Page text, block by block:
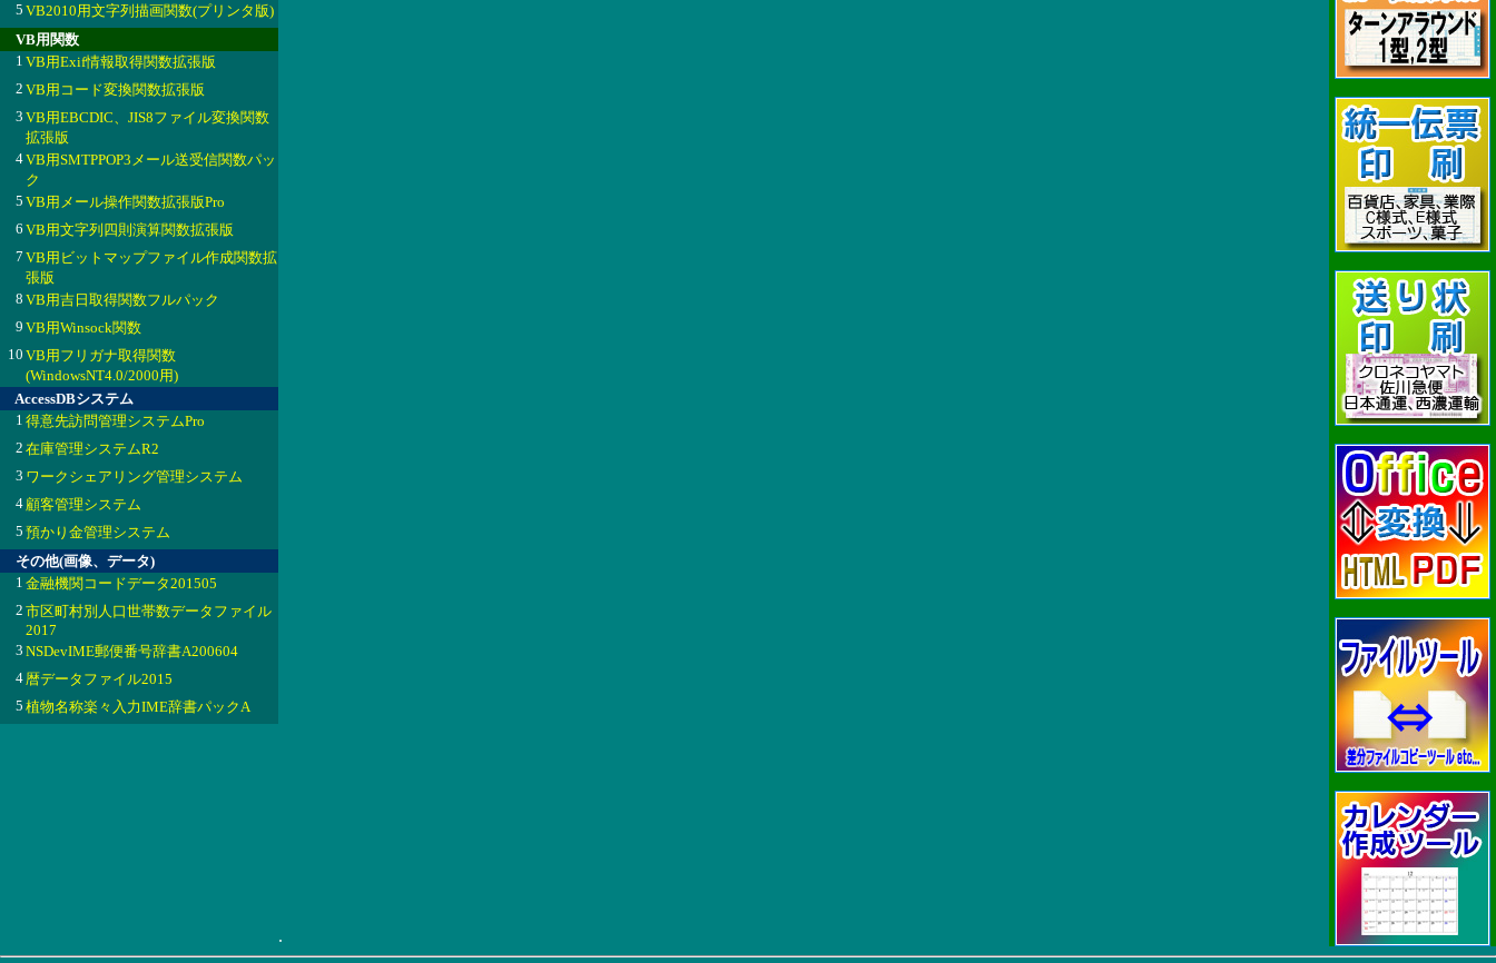
5 VB2010用文字列描画関数(プリンタ版)
VB用関数
1 VB用Exif情報取得関数拡張版
2 VB用コード変換関数拡張版
3 VB用EBCDIC、JIS8ファイル変換関数
拡張版
4VB用SMTPPOP3メール送受信関数パッ
ク
5 VB用メール操作関数拡張版Pro
6 VB用文字列四則演算関数拡張版
7 VB用ビットマップファイル作成関数拡
張版
8 VB用吉日取得関数フルパック
9 VB用Winsock関数
10 VB用フリガナ取得関数
(WindowsNT4.0/2000用)
AccessDBシステム
1 得意先訪問管理システムPro
2 在庫管理システムR2
3 ワークシェアリング管理システム
4顧客管理システム
5 預かり金管理システム
その他(画像、データ)
1 金融機関コードデータ201505
2 市区町村別人口世帯数データファイル
2017
3 NSDevIME郵便番号辞書A200604
4暦データファイル2015
5 植物名称楽々入力IME辞書パックA
.